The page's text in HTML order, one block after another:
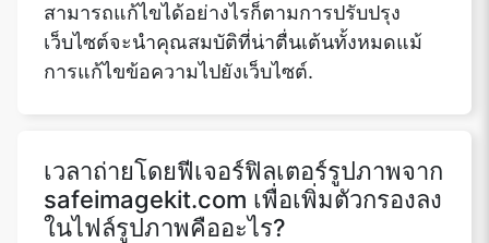
สามารถแก้ไขได้อย่างไรก็ตามการปรับปรุง
เว็บไซต์จะนำคุณสมบัติที่น่าตื่นเต้นทั้งหมดแม้
การแก้ไขข้อความไปยังเว็บไซต์.
เวลาถ่ายโดยฟีเจอร์ฟิลเตอร์รูปภาพจาก
safeimagekit.com เพื่อเพิ่มตัวกรองลง
ในไฟล์รูปภาพคืออะไร?